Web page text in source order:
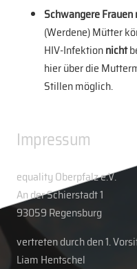
Schwangere
(Werdene) Mütter
HIV-Infektionnicht
hier über die
Stillen möglich.
Impressum
equality Oberpfalz e.V.
An der Schierstadt 1
93059 Regensburg
vertreten durch den 1.
Liam Hentschel